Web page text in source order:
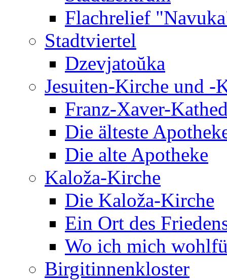
Flachrelief
Stadtviertel
Dzevjatoŭka
Jesuiten-Kirche und -
Franz-Xaver-
Die älteste
Die alte Apotheke
Kaloža-Kirche
Die Kaloža-Kirche
Ein Ort des
Wo ich mich
Birgitinnenkloster